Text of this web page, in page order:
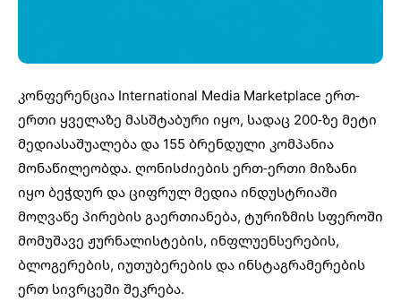
კონფერენცია International Media Marketplace ერთ-
ერთი ყველაზე მასშტაბური იყო, სადაც 200-ზე მეტი
მედიასაშუალება და 155 ბრენდული კომპანია
მონაწილეობდა. ღონისძიების ერთ-ერთი მიზანი
იყო ბეჭდურ და ციფრულ მედია ინდუსტრიაში
მოღვაწე პირების გაერთიანება, ტურიზმის სფეროში
მომუშავე ჟურნალისტების, ინფლუენსერების,
ბლოგერების, იუთუბერების და ინსტაგრამერების
ერთ სივრცეში შეკრება.